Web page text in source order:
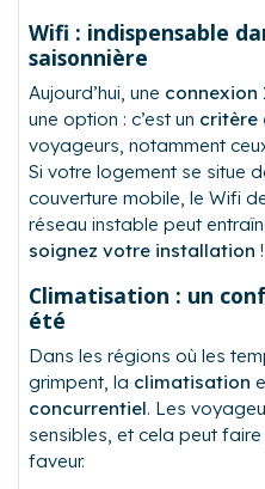
Wifi : indispensable
saisonnière
Aujourd’hui, une
une option : c’est un critère
voyageurs, notamment
Si votre logement se situe
couverture mobile, le Wifi
réseau instable peut
soignez votre installation !
Climatisation : un
été
Dans les régions où les
grimpent, la climatisation
concurrentiel. Les
sensibles, et cela peut
faveur.